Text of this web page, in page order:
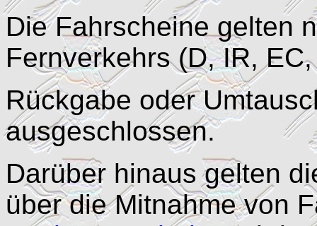
Die Fahrscheine gelten
Fernverkehrs (D, IR,
Rückgabe oder
ausgeschlossen.
Darüber hinaus gelten
über die Mitnahme von